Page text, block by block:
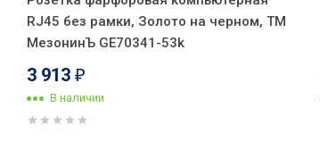
RJ45 без рамки, Золото на черном, ТМ
МезонинЪ GE70341-53k
3 913 ₽
В наличии